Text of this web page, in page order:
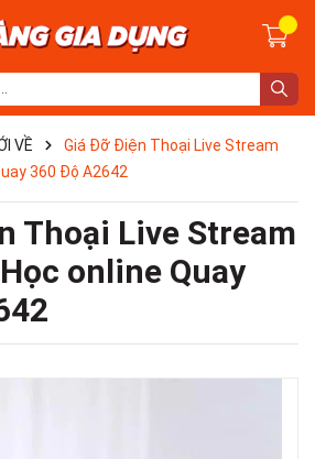
VỀ
Giá Đỡ Điện Thoại Live Stream
360 Độ A2642
Thoại Live Stream
online Quay